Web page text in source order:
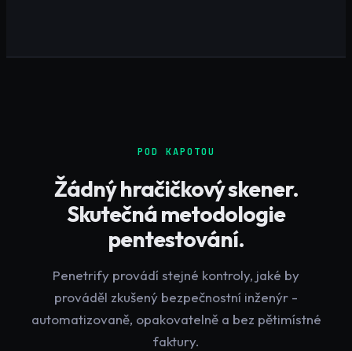
POD KAPOTOU
Žádný hračičkový skener.
Skutečná metodologie
pentestování.
Penetrify provádí stejné kontroly, jaké by
prováděl zkušený bezpečnostní inženýr -
automatizovaně, opakovatelně a bez pětimístné
faktury.